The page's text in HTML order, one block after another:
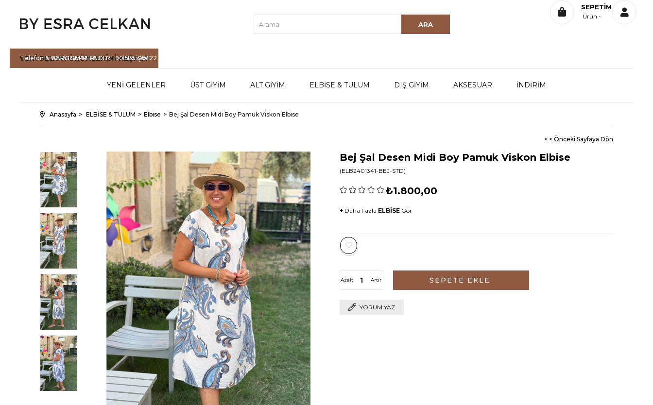
Telefon & WHATSAPP HATTI : 90 535 465 22
YENİ SEZONÜRÜNLERİNİ KEŞFET
KARGOM NEREDE? İLETİŞİM
SEPETIM
Ürün
YENİ GELENLER ÜST GİYİM ALT GİYİM ELBİSE & TULUM DIŞ GİYİM AKSESUAR İNDİRİM
Anasayfa ELBİSE & TULUM Elbise Bej Şal Desen Midi Boy Pamuk Viskon Elbise
< < Önceki Sayfaya Dön
Bej Şal Desen Midi Boy Pamuk Viskon Elbise
(ELB2401341-BEJ-STD)
₺1.800,00
+ Daha Fazla ELBİSE Gör
Artır
Azalt
YORUM YAZ